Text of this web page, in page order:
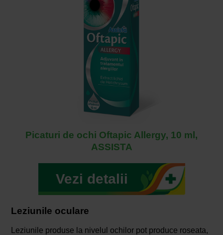
Picaturi de ochi Oftapic Allergy, 10 ml,
ASSISTA
Vezi detalii
Leziunile oculare
Leziunile produse la nivelul ochilor pot produce roseata,